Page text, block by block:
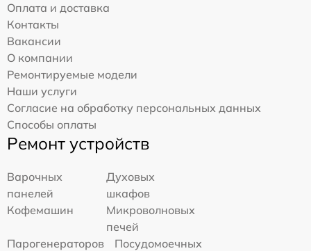
Оплата и доставка
Контакты
Вакансии
О компании
Ремонтируемые модели
Наши услуги
Согласие на обработку персональных данных
Способы оплаты
Ремонт устройств
Варочных
панелей
Духовых
шкафов
Кофемашин
Микроволновых
печей
Парогенераторов
Посудомоечных